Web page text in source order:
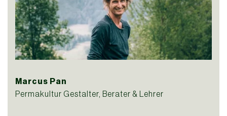
Marcus Pan
Permakultur Gestalter, Berater & Lehrer